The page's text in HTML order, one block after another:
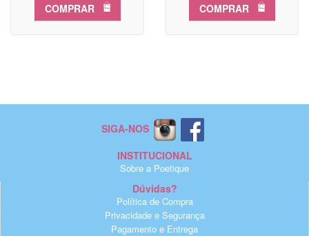
COMPRAR COMPRAR
SIGA-NOS
INSTITUCIONAL
Sobre a Poetique
Dúvidas?
Política de Compra
Privacidade e Segurança
Pagamento e Entrega